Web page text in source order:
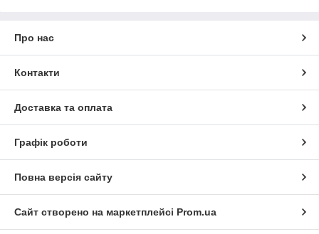
Про нас
Контакти
Доставка та оплата
Графік роботи
Повна версія сайту
Сайт створено на маркетплейсі Prom.ua